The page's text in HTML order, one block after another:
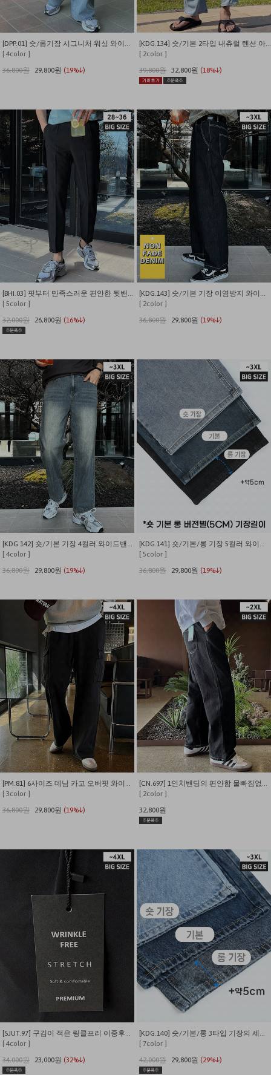
[DPP.01] 숏/롱기장 시그니처 워싱 와이드 데님 팬츠
[ 4color ]
36,800원
29,800원 (19%↓)
[KDG.134] 숏/기본 2타입 내츄럴 텐션 아이스쿨링 썸머 데님팬츠
[ 2color ]
39,800원 32,800원 (18%↓)
[BHI.03] 핏부터 만족스러운 편안한 뒷밴딩 롤업 9부 슬랙스
[ 5color ]
32,000원
26,800원 (16%↓)
[KDG.143] 숏/기본 기장 이염방지 와이드밴딩 밑단스트링 생지 데님
[ 2color ]
36,800원
29,800원 (19%↓)
[ 4color ]
36,800원
29,800원 (19%↓)
[ 5color ]
36,800원
29,800원 (19%↓)
[PM.81] 6사이즈 데님 카고 오버핏 와이드 팬츠
[ 3color ]
36,800원
29,800원 (19%↓)
[CN.697] 1인치밴딩의 편안함 물빠짐없는 핀턱 세미와이드 생지데님팬츠
[ 2color ]
32,800원
[SJUT.97] 구김이 적은 링클프리 이중후크 특가 슬랙스
[ 4color ]
34,000원
23,000원 (32%↓)
[KDG.140] 숏/기본/롱 3타입 기장의 세미와이드 베이직 데님팬츠
[ 7color ]
42,000원
29,800원 (29%↓)